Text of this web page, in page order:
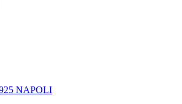
NAPOLI